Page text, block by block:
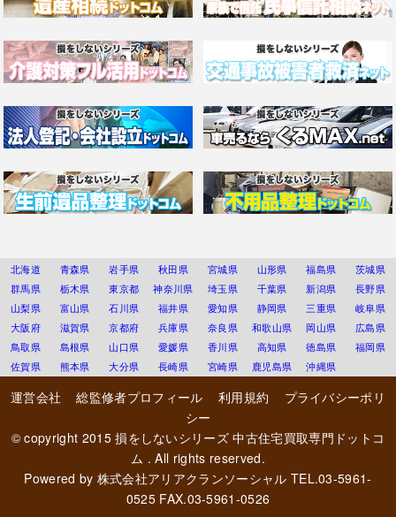
北海道 青森県 岩手県 秋田県 宮城県 山形県 福島県
茨城県
群馬県
栃木県 東京都 神奈川県 埼玉県 千葉県 新潟県
長野県
山梨県
富山県 石川県 福井県 愛知県 静岡県 三重県
岐阜県
大阪府
滋賀県 京都府 兵庫県 奈良県 和歌山県 岡山県
広島県
鳥取県
島根県 山口県 愛媛県 香川県 高知県 徳島県
福岡県
佐賀県
熊本県 大分県 長崎県 宮崎県 鹿児島県 沖縄県
運営会社 総監修者プロフィール 利用規約
プライバシーポリ
シー
© copyright 2015損をしないシリーズ 中古住宅買取専門ドットコ
ム . All rights reserved.
Powered by 株式会社アリアクランソーシャル TEL.03-5961-
0525 FAX.03-5961-0526